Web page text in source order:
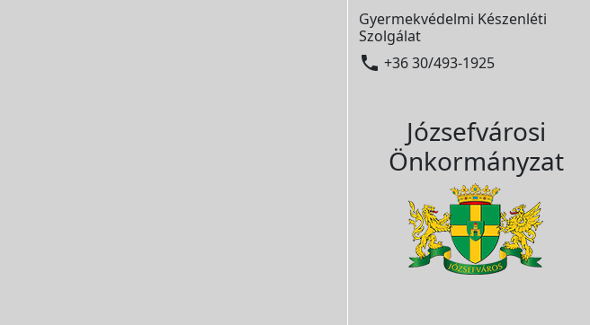
Gyermekvédelmi Készenléti
Szolgálat
 +36 30/493-1925
Józsefvárosi
Önkormányzat